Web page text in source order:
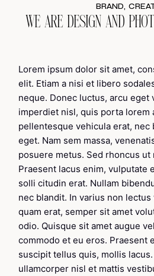
BRAND
WE ARE DESIGN AND
Lorem ipsum dolor sit amet,
elit. Etiam a nisi et libero
neque. Donec luctus, arcu eget
imperdiet nisl, quis porta lorem
pellentesque vehicula erat, nec
eget. Nam sem massa,
posuere metus. Sed rhoncus ut
Praesent lacus enim, vulputate
solli citudin erat. Nullam
nec blandit. In varius non
quam erat, semper sit amet
odio. Quisque sit amet augue
commodo et eu eros. Praesent
suscipit tellus quis, mollis
ullamcorper nisl et mattis